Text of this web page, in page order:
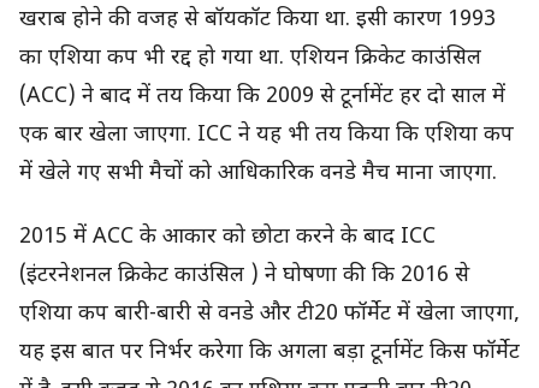
खराब होने की वजह से बॉयकॉट क‍िया था. इसी कारण 1993
का एशिया कप भी रद्द हो गया था. एशियन क्रिकेट काउंसिल
(ACC) ने बाद में तय किया कि 2009 से टूर्नामेंट हर दो साल में
एक बार खेला जाएगा. ICC ने यह भी तय किया कि एशिया कप
में खेले गए सभी मैचों को आधिकारिक वनडे मैच माना जाएगा.
2015 में ACC के आकार को छोटा करने के बाद ICC
(इंटरनेशनल क्रिकेट काउंस‍िल ) ने घोषणा की कि 2016 से
एशिया कप बारी-बारी से वनडे और टी20 फॉर्मेट में खेला जाएगा,
यह इस बात पर निर्भर करेगा कि अगला बड़ा टूर्नामेंट किस फॉर्मेट